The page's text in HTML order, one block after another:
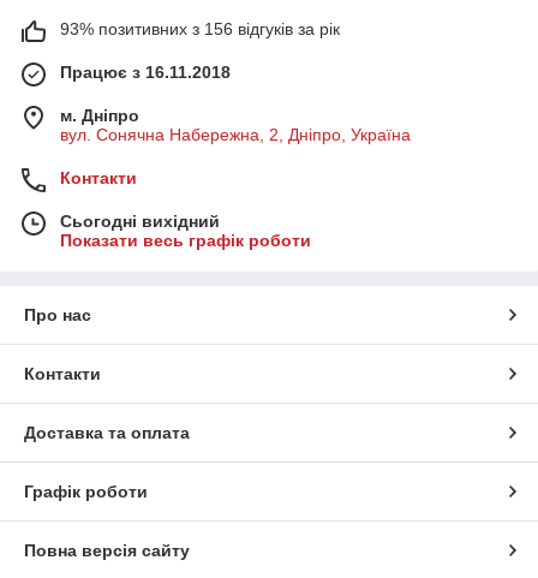
93% позитивних з 156 відгуків за рік
Працює з 16.11.2018
м. Дніпро
вул. Сонячна Набережна, 2, Дніпро, Україна
Контакти
Сьогодні вихідний
Показати весь графік роботи
Про нас
Контакти
Доставка та оплата
Графік роботи
Повна версія сайту